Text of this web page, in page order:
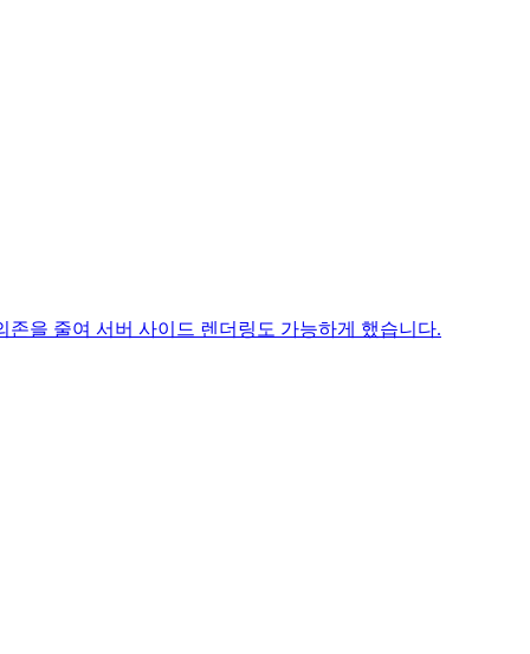
을 줄여 서버 사이드 렌더링도 가능하게 했습니다.